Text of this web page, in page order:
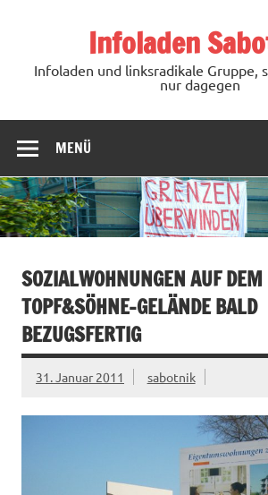
Infoladen
Infoladen und linksradikale Gruppe,
nur dagegen
MENÜ
SOZIALWOHNUNGEN AUF DEM
TOPF&SÖHNE-GELÄNDE BALD
BEZUGSFERTIG
31. Januar 2011 sabotnik